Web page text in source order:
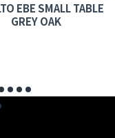
EBE SMALL TABLE
GREY OAK